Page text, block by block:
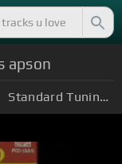
apson
Standard Tuning (EADGBE)